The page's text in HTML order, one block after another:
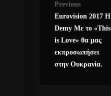
Previous
Eurovision 2017 Η
Demy Με το «This
is Love» θα μας
εκπροσωπήσει
στην Ουκρανία.